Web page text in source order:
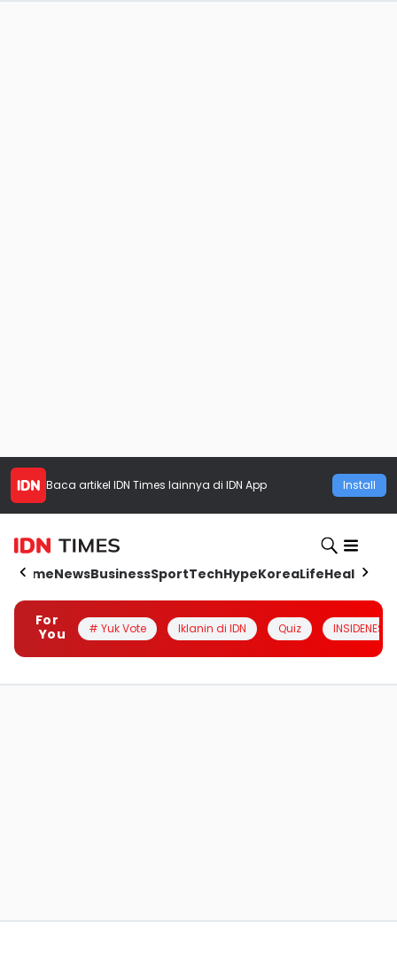
Baca artikel IDN Times lainnya di IDN App Install
HomeNewsBusinessSportTechHypeKoreaLifeHealth
For
You
# Yuk Vote Iklanin di IDN Quiz INSIDENESIA